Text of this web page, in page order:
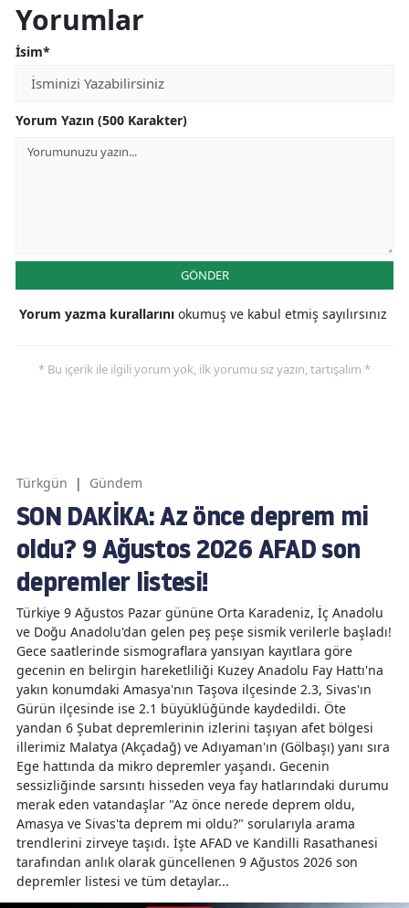
Yorumlar
İsim*
Yorum Yazın (500 Karakter)
GÖNDER
Yorum yazma kurallarını okumuş ve kabul etmiş sayılırsınız
* Bu içerik ile ilgili yorum yok, ilk yorumu siz yazın, tartışalım *
Türkgün | Gündem
SON DAKİKA: Az önce deprem mi
oldu? 9 Ağustos 2026 AFAD son
depremler listesi!
Türkiye 9 Ağustos Pazar gününe Orta Karadeniz, İç Anadolu
ve Doğu Anadolu'dan gelen peş peşe sismik verilerle başladı!
Gece saatlerinde sismograflara yansıyan kayıtlara göre
gecenin en belirgin hareketliliği Kuzey Anadolu Fay Hattı'na
yakın konumdaki Amasya'nın Taşova ilçesinde 2.3, Sivas'ın
Gürün ilçesinde ise 2.1 büyüklüğünde kaydedildi. Öte
yandan 6 Şubat depremlerinin izlerini taşıyan afet bölgesi
illerimiz Malatya (Akçadağ) ve Adıyaman'ın (Gölbaşı) yanı sıra
Ege hattında da mikro depremler yaşandı. Gecenin
sessizliğinde sarsıntı hisseden veya fay hatlarındaki durumu
merak eden vatandaşlar "Az önce nerede deprem oldu,
Amasya ve Sivas'ta deprem mi oldu?" sorularıyla arama
trendlerini zirveye taşıdı. İşte AFAD ve Kandilli Rasathanesi
tarafından anlık olarak güncellenen 9 Ağustos 2026 son
depremler listesi ve tüm detaylar...